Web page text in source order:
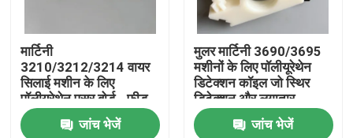
मार्टिनी
3210/3212/3214 वायर
सिलाई मशीन के लिए
पॉलीयूरेथेन पुसर बोर्ड - फ़ीड
स्थिरता के लिए पेपर विभाजक
जांच भेजें
मुलर मार्टिनी 3690/3695
मशीनों के लिए पॉलीयूरेथेन
डिटेक्शन कॉइल जो स्थिर
डिटेक्शन और लगातार
आउटपुट सुनिश्चित करती है
जांच भेजें